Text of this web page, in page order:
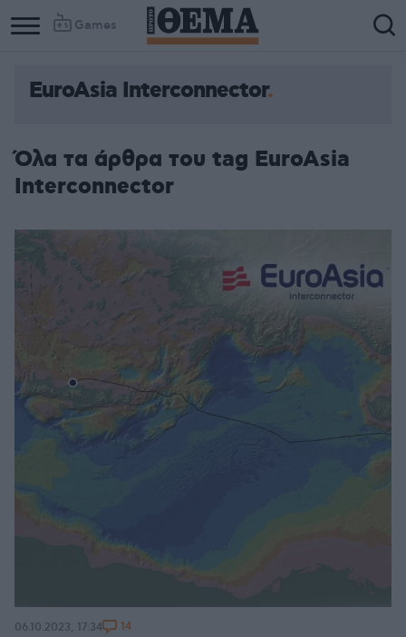
Games
EuroAsia Interconnector
Όλα τα άρθρα του tag EuroAsia
Interconnector
06.10.2023, 17:34 14